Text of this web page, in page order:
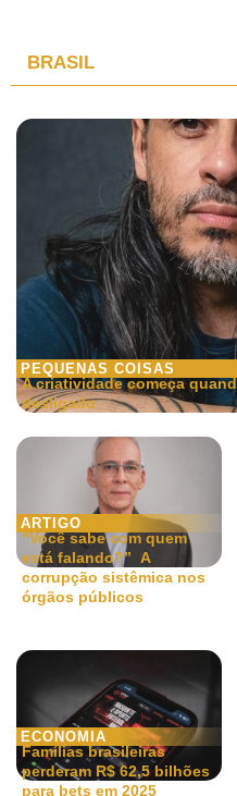
BRASIL
PEQUENAS COISAS
A criatividade começa
desligado
ARTIGO
“Você sabe com quem
está falando?” A
corrupção sistêmica nos
órgãos públicos
ECONOMIA
Famílias brasileiras
perderam R$ 62,5 bilhões
para bets em 2025